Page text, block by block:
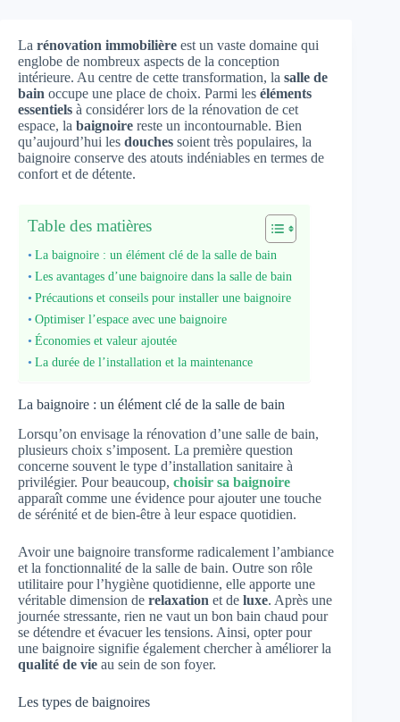
La rénovation immobilière est un vaste domaine qui
englobe de nombreux aspects de la conception
intérieure. Au centre de cette transformation, la salle de
bain occupe une place de choix. Parmi les éléments
essentiels à considérer lors de la rénovation de cet
espace, la baignoire reste un incontournable. Bien
qu’aujourd’hui les douches soient très populaires, la
baignoire conserve des atouts indéniables en termes de
confort et de détente.
Table des matières
La baignoire : un élément clé de la salle de bain
Les avantages d’une baignoire dans la salle de bain
Précautions et conseils pour installer une baignoire
Optimiser l’espace avec une baignoire
Économies et valeur ajoutée
La durée de l’installation et la maintenance
La baignoire : un élément clé de la salle de bain
Lorsqu’on envisage la rénovation d’une salle de bain,
plusieurs choix s’imposent. La première question
concerne souvent le type d’installation sanitaire à
privilégier. Pour beaucoup, choisir sa baignoire
apparaît comme une évidence pour ajouter une touche
de sérénité et de bien-être à leur espace quotidien.
Avoir une baignoire transforme radicalement l’ambiance
et la fonctionnalité de la salle de bain. Outre son rôle
utilitaire pour l’hygiène quotidienne, elle apporte une
véritable dimension de relaxation et de luxe. Après une
journée stressante, rien ne vaut un bon bain chaud pour
se détendre et évacuer les tensions. Ainsi, opter pour
une baignoire signifie également chercher à améliorer la
qualité de vie au sein de son foyer.
Les types de baignoires